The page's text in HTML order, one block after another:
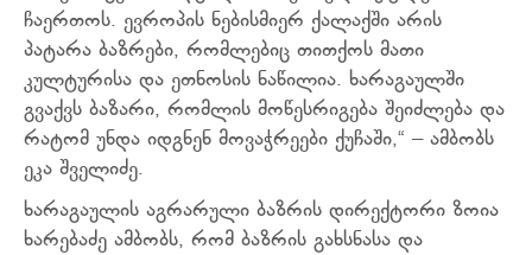
ჩაერთოს. ევროპის ნებისმიერ ქალაქში არის
პატარა ბაზრები, რომლებიც თითქოს მათი
კულტურისა და ეთნოსის ნაწილია. ხარაგაულში
გვაქვს ბაზარი, რომლის მოწესრიგება შეიძლება და
რატომ უნდა იდგნენ მოვაჭრეები ქუჩაში,“ – ამბობს
ეკა შველიძე.
ხარაგაულის აგრარული ბაზრის დირექტორი ზოია
ხარებაძე ამბობს, რომ ბაზრის გახსნასა და